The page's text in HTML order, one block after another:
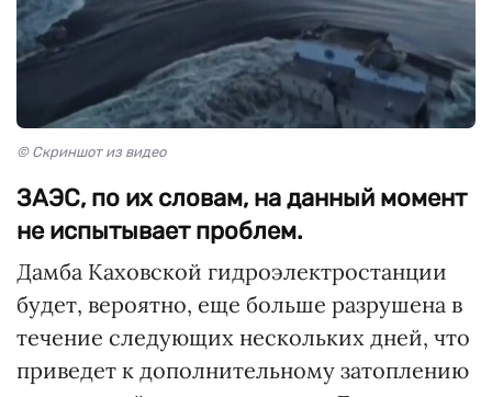
© Скриншот из видео
ЗАЭС, по их словам, на данный момент
не испытывает проблем.
Дамба Каховской гидроэлектростанции
будет, вероятно, еще больше разрушена в
течение следующих нескольких дней, что
приведет к дополнительному затоплению